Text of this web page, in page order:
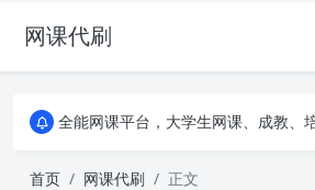
网课代刷
AI论文写作平台，根据真实文献内容生
全能网课平台，大学生网课、成教、培训、继续教育
全能网课平台，大学生网课、成教、培训、继续教育
首页 网课代刷 正文